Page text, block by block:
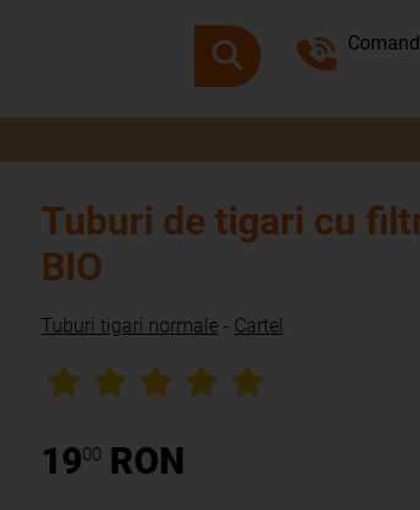
Tuburi de tigari cu
BIO
Tuburi tigari normale- Cartel
1900 RON